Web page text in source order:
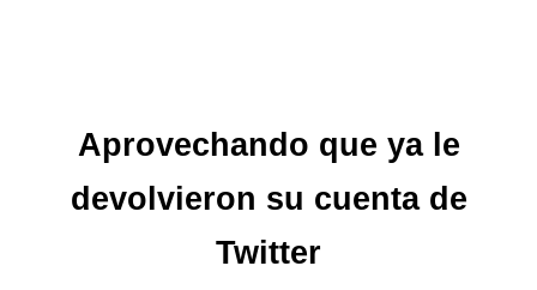
Aprovechando que ya le
devolvieron su cuenta de
Twitter